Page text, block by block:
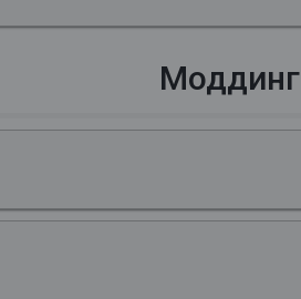
Моддинг